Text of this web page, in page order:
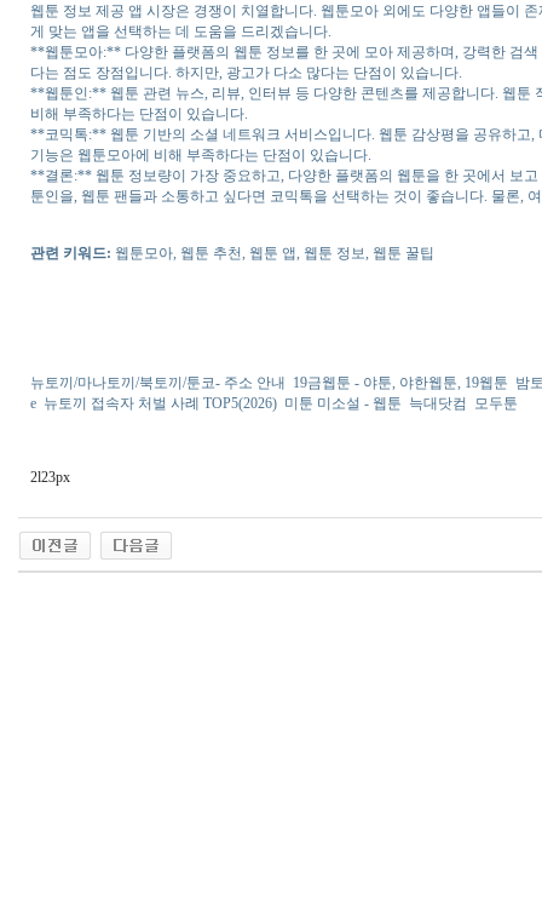
웹툰 정보 제공 앱 시장은 경쟁이 치열합니다. 웹툰모아 외에도 다양한 앱들이
게 맞는 앱을 선택하는 데 도움을 드리겠습니다.
**웹툰모아:** 다양한 플랫폼의 웹툰 정보를 한 곳에 모아 제공하며, 강력한 검
다는 점도 장점입니다. 하지만, 광고가 다소 많다는 단점이 있습니다.
**웹툰인:** 웹툰 관련 뉴스, 리뷰, 인터뷰 등 다양한 콘텐츠를 제공합니다. 웹
비해 부족하다는 단점이 있습니다.
**코믹톡:** 웹툰 기반의 소셜 네트워크 서비스입니다. 웹툰 감상평을 공유하고
기능은 웹툰모아에 비해 부족하다는 단점이 있습니다.
**결론:** 웹툰 정보량이 가장 중요하고, 다양한 플랫폼의 웹툰을 한 곳에서 보
툰인을, 웹툰 팬들과 소통하고 싶다면 코믹톡을 선택하는 것이 좋습니다. 물론,
관련 키워드: 웹툰모아, 웹툰 추천, 웹툰 앱, 웹툰 정보, 웹툰 꿀팁
뉴토끼/마나토끼/북토끼/툰코- 주소 안내 19금웹툰 - 야툰, 야한웹툰, 19웹툰 밤
e 뉴토끼 접속자 처벌 사례 TOP5(2026) 미툰 미소설 - 웹툰 늑대닷컴 모두툰
2l23px